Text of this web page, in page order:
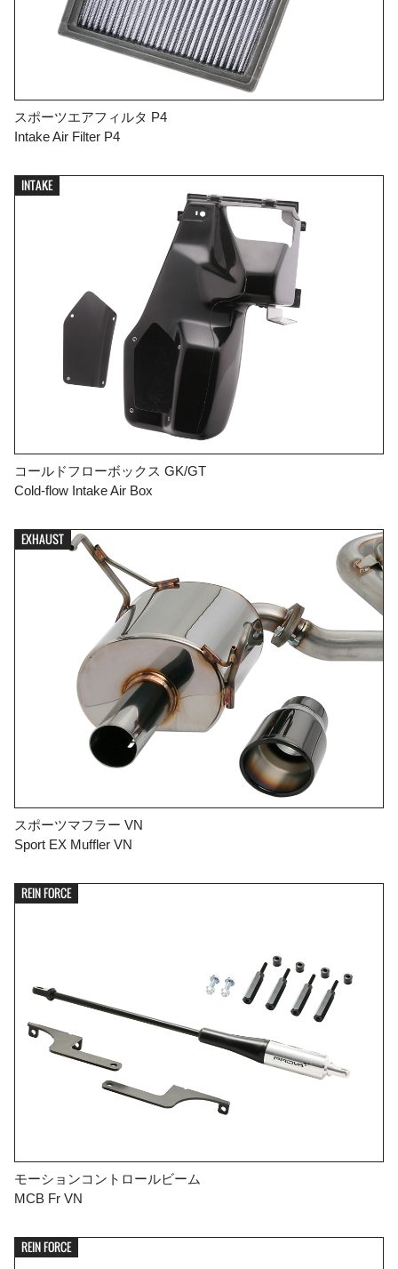
スポーツエアフィルタ P4
Intake Air Filter P4
INTAKE
コールドフローボックス GK/GT
Cold-flow Intake Air Box
EXHAUST
スポーツマフラー VN
Sport EX Muffler VN
REIN FORCE
モーションコントロールビーム
MCB Fr VN
REIN FORCE